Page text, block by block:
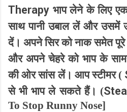
Therapy भाप लेने के लिए
साथ पानी उबाल लें और उसमें
दें। अपने सिर को नाक समेत
और अपने चेहरे को भाप के
की ओर सांस लें। आप स्टीमर (
से भी भाप ले सकते हैं। (
To Stop Runny Nose]